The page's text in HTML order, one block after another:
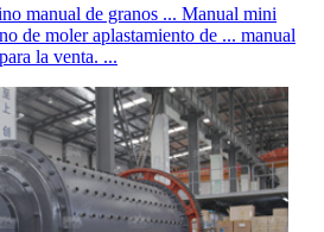
manual de granos ... Manual mini
de moler aplastamiento de ... manual
la venta. ...